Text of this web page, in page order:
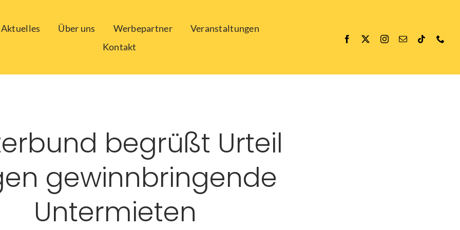
Aktuelles Über uns Werbepartner
Veranstaltungen
Kontakt
begrüßt Urteil
gewinnbringende
Untermieten